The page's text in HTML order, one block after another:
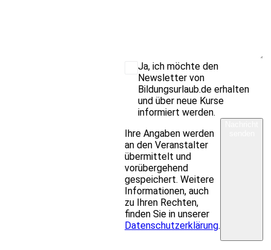
Ja, ich möchte den
Newsletter von
Bildungsurlaub.de erhalten
und über neue Kurse
informiert werden.
Ihre Angaben werden
an den Veranstalter
übermittelt und
vorübergehend
gespeichert. Weitere
Informationen, auch
zu Ihren Rechten,
finden Sie in unserer
Datenschutzerklärung.